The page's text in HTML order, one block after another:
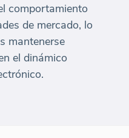
comportamiento
de mercado, lo
mantenerse
el dinámico